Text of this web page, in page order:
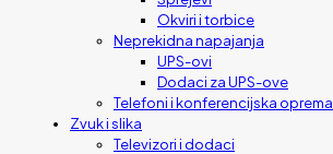
Okviri i torbice
Neprekidna napajanja
UPS-ovi
Dodaci za UPS-ove
Telefoni i konferencijska oprema
Zvuk i slika
Televizori i dodaci